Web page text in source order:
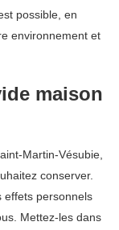
possible, en
environnement et
maison
Martin-Vésubie,
conserver.
effets personnels
Mettez-les dans